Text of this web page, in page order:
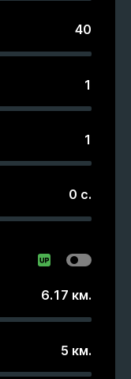
40
1
1
0 с.
6.17 км.
5 км.